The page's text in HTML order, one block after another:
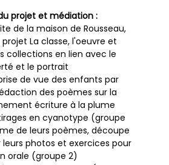
projet et médiation :
de la maison de Rousseau,
La classe, l'oeuvre et
collections en lien avec le
et le portrait
de vue des enfants par
des poèmes sur la
écriture à la plume
en cyanotype (groupe
de leurs poèmes, découpe
photos et exercices pour
orale (groupe 2)